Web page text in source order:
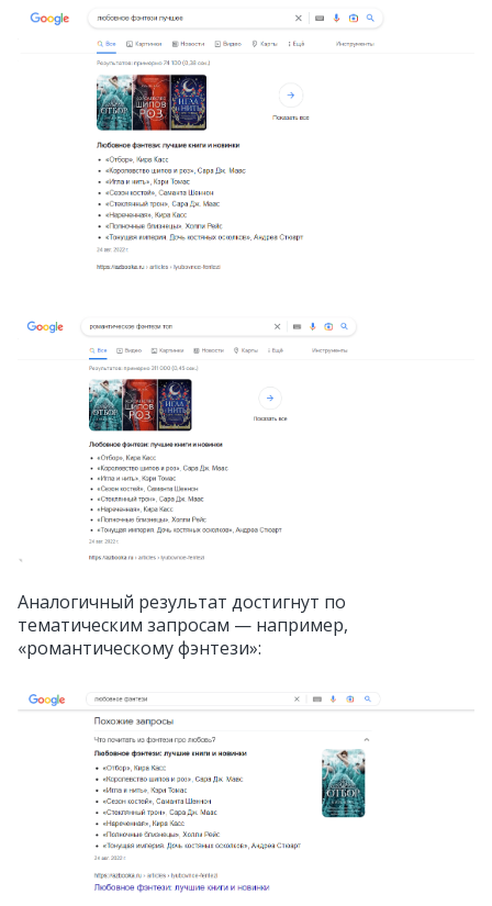
Аналогичный результат достигнут по
тематическим запросам — например,
«романтическому фэнтези»: